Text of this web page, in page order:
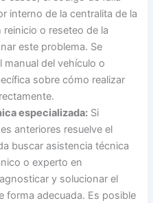
interno de la centralita de la
o reseteo de la
este problema. Se
del vehículo o
sobre cómo realizar
especializada: Si
anteriores resuelve el
buscar asistencia técnica
o experto en
y solucionar el
forma adecuada. Es posible